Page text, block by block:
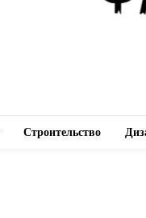
Строительство